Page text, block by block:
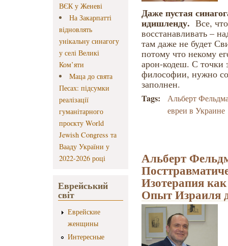
ВЄК у Женеві
На Закарпатті
відновлять
унікальну синагогу
у селі Великі
Ком’яти
Маца до свята
Песах: підсумки
реалізації
гуманітарного
проєкту World
Jewish Congress та
Вааду України у
2022-2026 році
Еврейський
світ
Еврейские
женщины
Интересные
Даже пустая
идишленду. Все,
восстанавливать –
там даже не будет
потому что некому
арон-кодеш. С точки
философии, нужно
заполнен.
Tags:
Альберт
евреи в Украине
Альберт
Изотерапия
Опыт Израиля